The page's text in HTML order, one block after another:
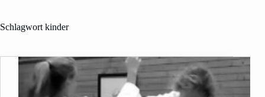
Schlagwort kinder